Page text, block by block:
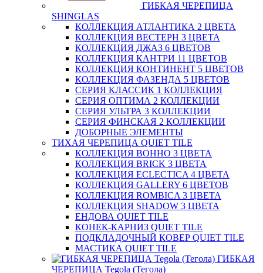
ГИБКАЯ ЧЕРЕПИЦА
SHINGLAS
КОЛЛЕКЦИЯ АТЛАНТИКА 2 ЦВЕТА
КОЛЛЕКЦИЯ ВЕСТЕРН 3 ЦВЕТА
КОЛЛЕКЦИЯ ДЖАЗ 6 ЦВЕТОВ
КОЛЛЕКЦИЯ КАНТРИ 11 ЦВЕТОВ
КОЛЛЕКЦИЯ КОНТИНЕНТ 5 ЦВЕТОВ
КОЛЛЕКЦИЯ ФАЗЕНДА 5 ЦВЕТОВ
СЕРИЯ КЛАССИК 1 КОЛЛЕКЦИЯ
СЕРИЯ ОПТИМА 2 КОЛЛЕКЦИИ
СЕРИЯ УЛЬТРА 3 КОЛЛЕКЦИИ
СЕРИЯ ФИНСКАЯ 2 КОЛЛЕКЦИИ
ДОБОРНЫЕ ЭЛЕМЕНТЫ
ТИХАЯ ЧЕРЕПИЦА QUIET TILE
КОЛЛЕКЦИЯ BOHHO 3 ЦВЕТА
КОЛЛЕКЦИЯ BRICK 3 ЦВЕТА
КОЛЛЕКЦИЯ ECLECTICA 4 ЦВЕТА
КОЛЛЕКЦИЯ GALLERY 6 ЦВЕТОВ
КОЛЛЕКЦИЯ ROMBICA 3 ЦВЕТА
КОЛЛЕКЦИЯ SHADOW 3 ЦВЕТА
ЕНДОВА QUIET TILE
КОНЕК-КАРНИЗ QUIET TILE
ПОДКЛАДОЧНЫЙ КОВЕР QUIET TILE
МАСТИКА QUIET TILE
ГИБКАЯ
ЧЕРЕПИЦА Tegola (Тегола)